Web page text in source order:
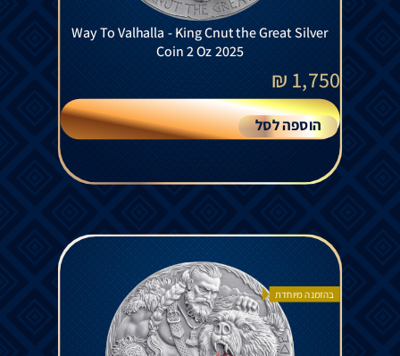
Way To Valhalla - King Cnut the Great Silver
Coin 2 Oz 2025
1,750
₪
הוספה לסל
בהזמנה מיוחדת